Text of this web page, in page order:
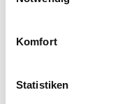
Komfort
Statistiken